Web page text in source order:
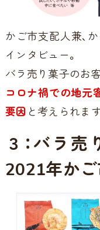
かご市支配人兼、
インタビュー。
バラ売り菓子のお
コロナ禍での地元
要因 と考えられます
３：バラ
2021年か